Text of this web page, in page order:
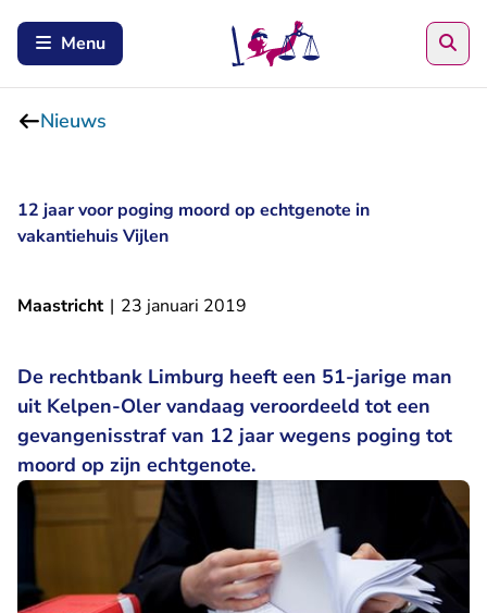
Menu
Nieuws
12 jaar voor poging moord op echtgenote in
vakantiehuis Vijlen
Maastricht | 23 januari 2019
De rechtbank Limburg heeft een 51-jarige man
uit Kelpen-Oler vandaag veroordeeld tot een
gevangenisstraf van 12 jaar wegens poging tot
moord op zijn echtgenote.